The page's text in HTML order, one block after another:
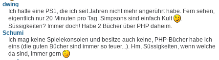
dwing
Ich hatte eine PS1, die ich seit Jahren nicht mehr angerührt habe. Fern sehen,
eigentlich nur 20 Minuten pro Tag. Simpsons sind einfach Kult
Süssigkeiten? Immer doch! Habe 2 Bücher über PHP daheim.
Schumi
Ich mag keine Spielekonsolen und besitze auch keine, PHP-Bücher habe ich
eins (die guten Bücher sind immer so teuer...). Hm, Süssigkeiten, wenn welche
da sind, immer gern